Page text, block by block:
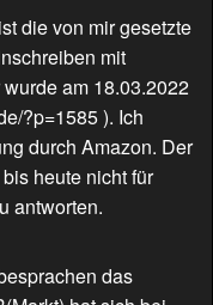
die von mir gesetzte
mit
am 18.03.2022
?p=1585). Ich
durch Amazon. Der
heute nicht für
antworten.
das